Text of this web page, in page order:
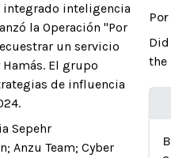
integrado inteligencia
la Operación "Por
un servicio
El grupo
de influencia
Sepehr
Anzu Team; Cyber
Did
the